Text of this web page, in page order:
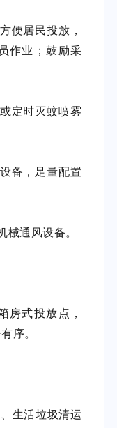
便居民投放，
作业；鼓励采
定时灭蚊喷雾
备，足量配置
械通风设备。
房式投放点，
序。
生活垃圾清运